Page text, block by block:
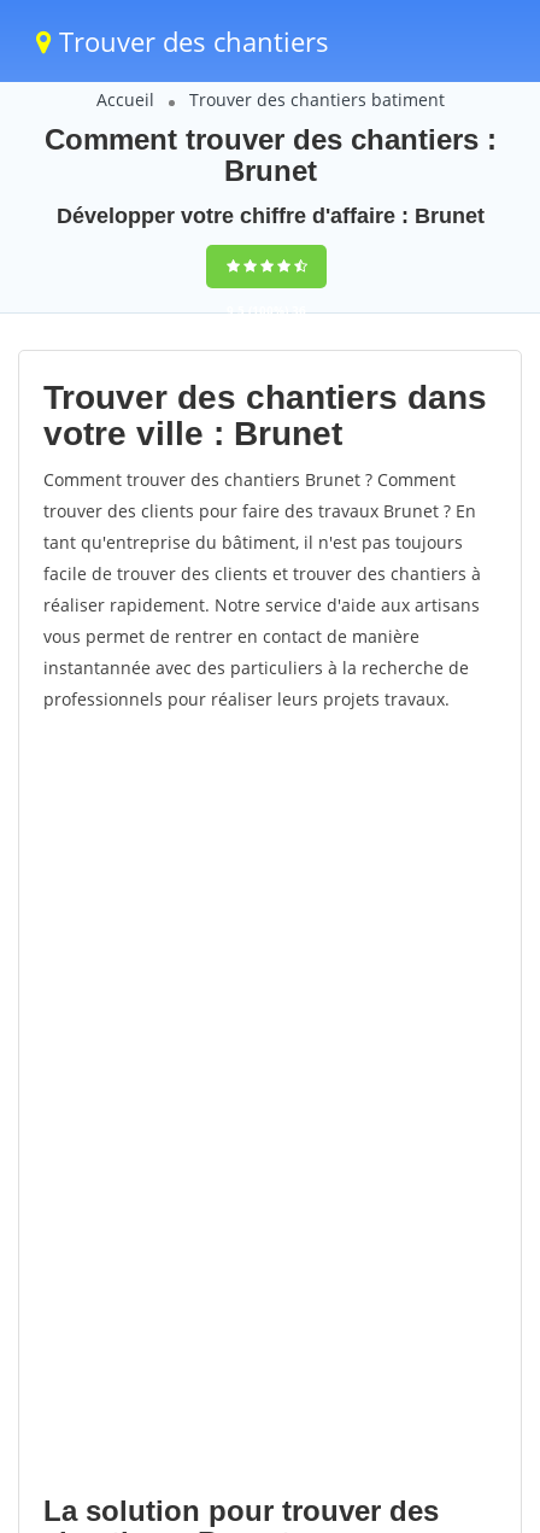
Trouver des chantiers
Accueil Trouver des chantiers batiment
Comment trouver des chantiers :
Brunet
Développer votre chiffre d'affaire : Brunet
9,5(100%)36
votes
Trouver des chantiers dans
votre ville : Brunet
Comment trouver des chantiers Brunet ? Comment
trouver des clients pour faire des travaux Brunet ? En
tant qu'entreprise du bâtiment, il n'est pas toujours
facile de trouver des clients et trouver des chantiers à
réaliser rapidement. Notre service d'aide aux artisans
vous permet de rentrer en contact de manière
instantannée avec des particuliers à la recherche de
professionnels pour réaliser leurs projets travaux.
La solution pour trouver des